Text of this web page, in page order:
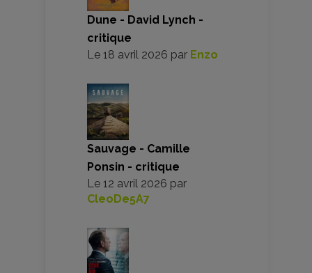
Dune - David Lynch -
critique
Le 18 avril 2026 par Enzo
Sauvage - Camille
Ponsin - critique
Le 12 avril 2026 par
CleoDe5A7